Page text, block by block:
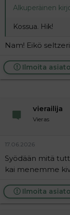
Alkuperäinen
Kossua. Hik!
Nam! Eikö
Ilmoita
vierailija
Vieras
17.06.2026
Syödään mitä
kai menemme
Ilmoita